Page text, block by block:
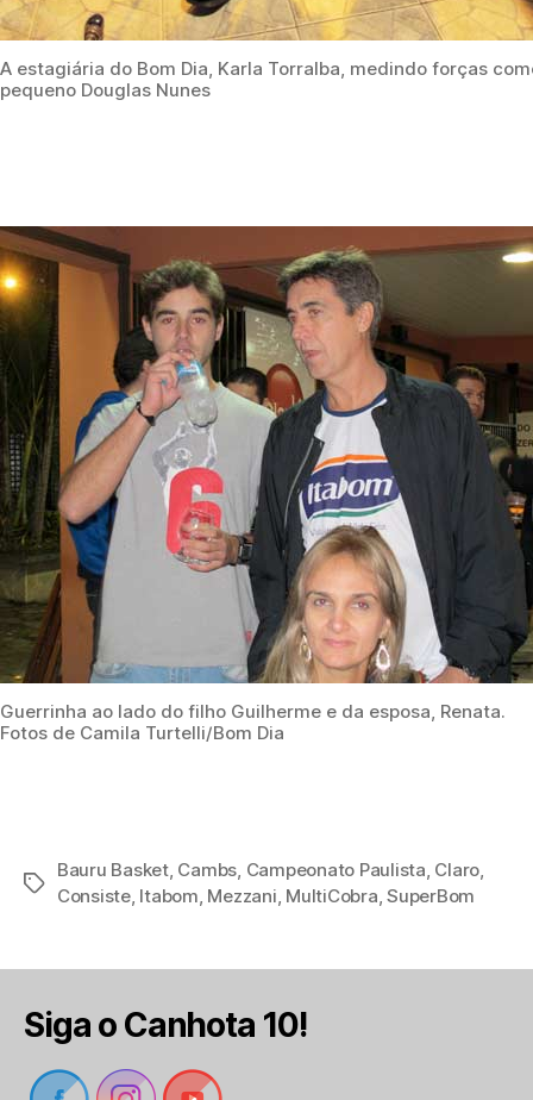
A estagiária do Bom Dia, Karla Torralba, medindo forças
pequeno Douglas Nunes
Guerrinha ao lado do filho Guilherme e da esposa, Renata.
Fotos de Camila Turtelli/Bom Dia
Tags
Bauru Basket, Cambs, Campeonato Paulista, Claro,
Consiste, Itabom, Mezzani, MultiCobra,SuperBom
Siga o Canhota 10!